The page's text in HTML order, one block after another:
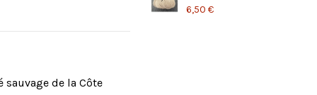
sauvage de la Côte
6,50 €